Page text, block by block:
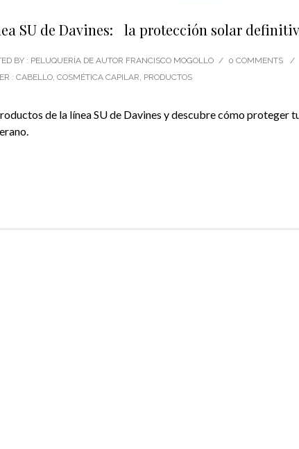
SU de Davines: la protección solar
BY : PELUQUERÍA DE AUTOR FRANCISCO MOGOLLO / 0 COMMENTS
/
: CABELLO, COSMÉTICA CAPILAR, PRODUCTOS
de la línea SU de Davines y descubre cómo proteger